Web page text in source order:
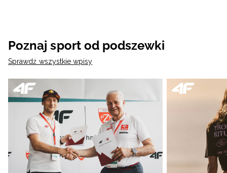
Poznaj sport od podszewki
Sprawdź wszystkie wpisy